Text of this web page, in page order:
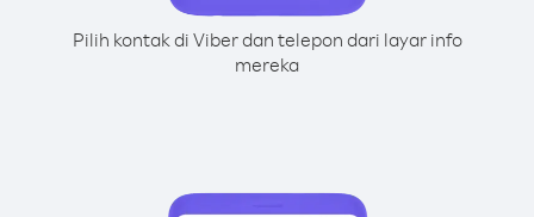
Pilih kontak di Viber dan telepon dari layar info
mereka